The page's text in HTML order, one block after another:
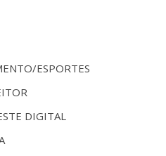
ESPORTES
DIGITAL